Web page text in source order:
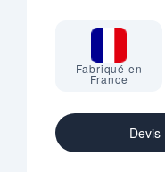
Fabriqué en
France
Devis